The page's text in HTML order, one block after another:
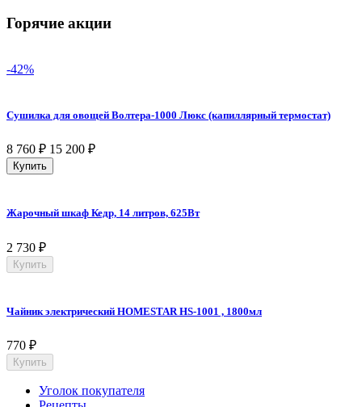
Горячие акции
-42%
Сушилка для овощей Волтера-1000 Люкс (капиллярный термостат)
8 760 ₽ 15 200 ₽
Купить
Жарочный шкаф Кедр, 14 литров, 625Вт
2 730 ₽
Купить
Чайник электрический HOMESTAR HS-1001 , 1800мл
770 ₽
Купить
Уголок покупателя